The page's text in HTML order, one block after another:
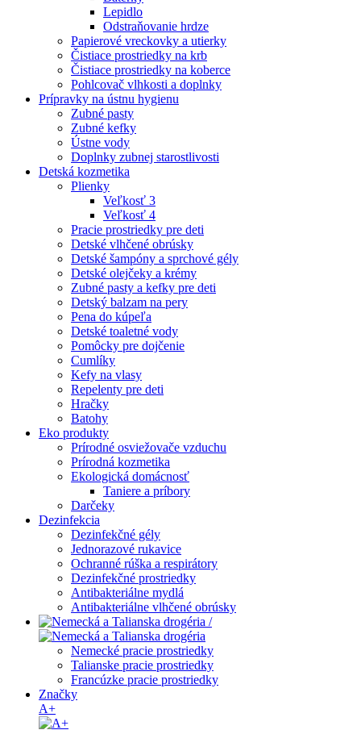
Lepidlo
Odstraňovanie hrdze
Papierové vreckovky a utierky
Čistiace prostriedky na krb
Čistiace prostriedky na koberce
Pohlcovač vlhkosti a doplnky
Prípravky na ústnu hygienu
Zubné pasty
Zubné kefky
Ústne vody
Doplnky zubnej starostlivosti
Detská kozmetika
Plienky
Veľkosť 3
Veľkosť 4
Pracie prostriedky pre deti
Detské vlhčené obrúsky
Detské šampóny a sprchové gély
Detské olejčeky a krémy
Zubné pasty a kefky pre deti
Detský balzam na pery
Pena do kúpeľa
Detské toaletné vody
Pomôcky pre dojčenie
Cumlíky
Kefy na vlasy
Repelenty pre deti
Hračky
Batohy
Eko produkty
Prírodné osviežovače vzduchu
Prírodná kozmetika
Ekologická domácnosť
Taniere a príbory
Darčeky
Dezinfekcia
Dezinfekčné gély
Jednorazové rukavice
Ochranné rúška a respirátory
Dezinfekčné prostriedky
Antibakteriálne mydlá
Antibakteriálne vlhčené obrúsky
/
Nemecké pracie prostriedky
Talianske pracie prostriedky
Francúzke pracie prostriedky
Značky
A+